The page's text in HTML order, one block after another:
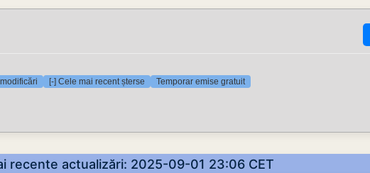
[-] Cele mai recent șterse Temporar emise gratuit
recente actualizări: 2025-09-01 23:06 CET